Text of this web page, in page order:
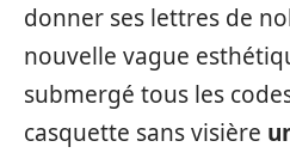
donner ses lettres de
nouvelle vague
submergé tous les
casquette sans visière